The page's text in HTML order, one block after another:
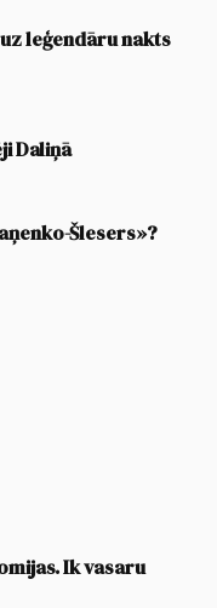
leģendāru nakts
Daliņā
Šlesers»?
Ik vasaru